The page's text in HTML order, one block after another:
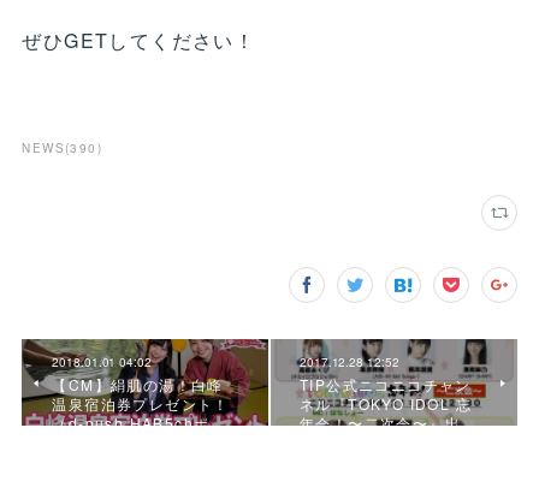
ぜひGETしてください！
NEWS (390 )
2018.01.01 04:02
【CM】絹肌の湯！白峰
温泉宿泊券プレゼント！
（d-push HAB5chポ…
2017.12.28 12:52
TIP公式ニコニコチャン
ネル『TOKYO IDOL 忘
年会！〜二次会〜』出…